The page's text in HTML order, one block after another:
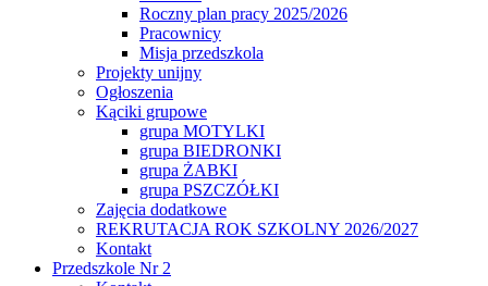
Roczny plan pracy 2025/2026
Pracownicy
Misja przedszkola
Projekty unijny
Ogłoszenia
Kąciki grupowe
grupa MOTYLKI
grupa BIEDRONKI
grupa ŻABKI
grupa PSZCZÓŁKI
Zajęcia dodatkowe
REKRUTACJA ROK SZKOLNY 2026/2027
Kontakt
Przedszkole Nr 2